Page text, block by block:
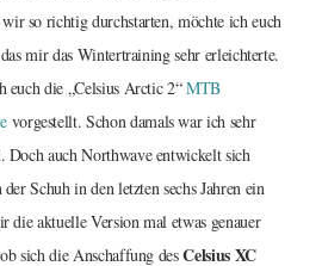
so richtig durchstarten, möchte ich euch
mir das Wintertraining sehr erleichterte.
euch die „Celsius Arctic 2“MTB
vorgestellt. Schon damals war ich sehr
auch Northwave entwickelt sich
Schuh in den letzten sechs Jahren ein
die aktuelle Version mal etwas genauer
sich die Anschaffung desCelsius XC